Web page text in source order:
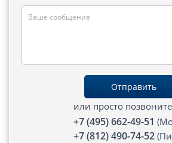
Отправить
или просто
+7 (495) 662-49-51
+7 (812) 490-74-52